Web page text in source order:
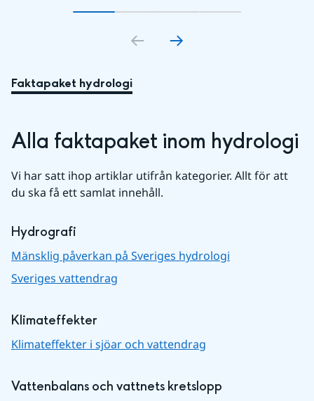
Gå till bildkort1
Gå till bildkort2
Gå till bildkort3
Gå till bildkort
Faktapaket hydrologi
Alla faktapaket inom hydrologi
Vi har satt ihop artiklar utifrån kategorier. Allt för att
du ska få ett samlat innehåll.
Hydrografi
Mänsklig påverkan på Sveriges hydrologi
Sveriges vattendrag
Klimateffekter
Klimateffekter i sjöar och vattendrag
Vattenbalans och vattnets kretslopp